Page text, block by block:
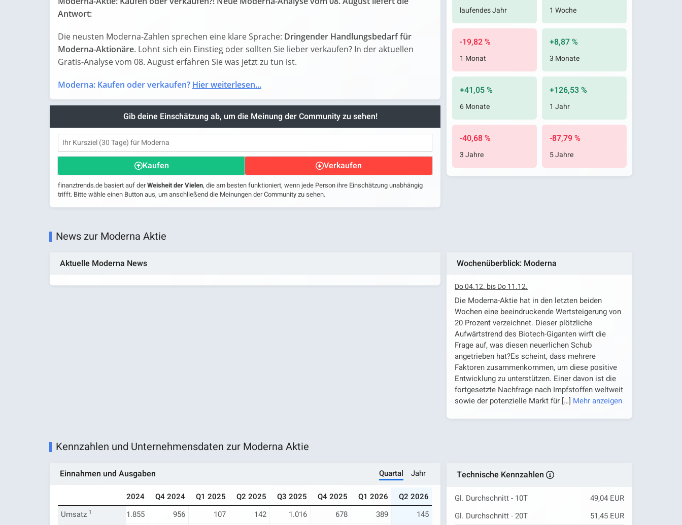
Antwort:
Die neusten Moderna-Zahlen sprechen eine klare Sprache: Dringender Handlungsbedarf für
Moderna-Aktionäre. Lohnt sich ein Einstieg oder sollten Sie lieber verkaufen? In der aktuellen
Gratis-Analyse vom 08. August erfahren Sie was jetzt zu tun ist.
Moderna: Kaufen oder verkaufen? Hier weiterlesen...
Gib deine Einschätzung ab, um die Meinung der Community zu sehen!
Kaufen Verkaufen
finanztrends.de basiert auf derWeisheit der Vielen, die am besten funktioniert, wenn jede Person ihre Einschätzung unabhängig
trifft. Bitte wähle einen Button aus, um anschließend die Meinungen der Community zu sehen.
laufendes Jahr 1 Woche
-19,82 %
1 Monat
+8,87 %
3 Monate
+41,05 %
6 Monate
+126,53 %
1 Jahr
-40,68 %
3 Jahre
-87,79 %
5 Jahre
News zur Moderna Aktie
Aktuelle Moderna News Wochenüberblick: Moderna
Do 04.12. bis Do 11.12.
Die Moderna-Aktie hat in den letzten beiden
Wochen eine beeindruckende Wertsteigerung von
20 Prozent verzeichnet. Dieser plötzliche
Aufwärtstrend des Biotech-Giganten wirft die
Frage auf, was diesen neuerlichen Schub
angetrieben hat?Es scheint, dass mehrere
Faktoren zusammenkommen, um diese positive
Entwicklung zu unterstützen. Einer davon ist die
fortgesetzte Nachfrage nach Impfstoffen weltweit
sowie der potenzielle Markt für […] Mehr anzeigen
Kennzahlen und Unternehmensdaten zur Moderna Aktie
Einnahmen und Ausgaben Quartal Jahr
Q3 2024 Q4 2024 Q1 2025 Q2 2025 Q3 2025 Q4 2025 Q1 2026
Q2 2026
Umsatz 1
167 1.855 956 107 142 1.016 678 389 145
Technische Kennzahlen
Gl. Durchschnitt - 10T
49,04 EUR
Gl. Durchschnitt - 20T
51,45 EUR